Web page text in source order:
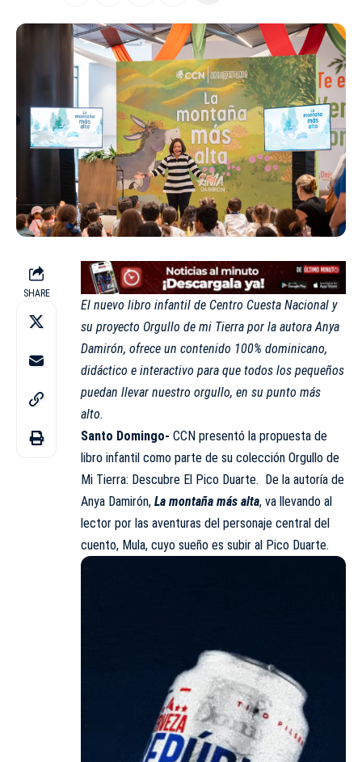
SHARE
El nuevo libro infantil de Centro Cuesta Nacional y
su proyecto Orgullo de mi Tierra por la autora Anya
Damirón, ofrece un contenido 100% dominicano,
didáctico e interactivo para que todos los pequeños
puedan llevar nuestro orgullo, en su punto más
alto.
Santo Domingo- CCN presentó la propuesta de
libro infantil como parte de su colección Orgullo de
Mi Tierra: Descubre El Pico Duarte. De la autoría de
Anya Damirón, La montaña más alta, va llevando al
lector por las aventuras del personaje central del
cuento, Mula, cuyo sueño es subir al Pico Duarte.